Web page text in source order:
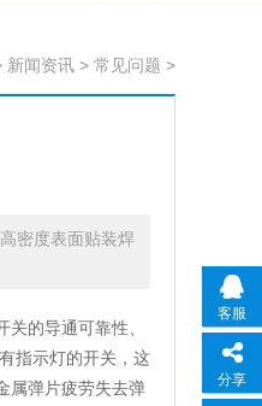
新闻资讯 > 常见问题 >
密度表面贴装焊
的导通可靠性、
指示灯的开关，这
属弹片疲劳失去弹
客服
分享